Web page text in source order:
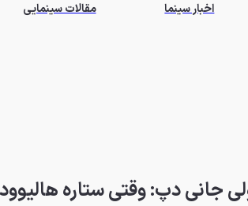
اخبار سینما مقالات سینمایی
جانی دپ: وقتی ستاره